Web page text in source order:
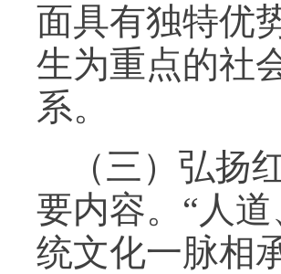
面具有独特优
生为重点的社
系。
（三）弘扬
要内容。“人
统文化一脉相